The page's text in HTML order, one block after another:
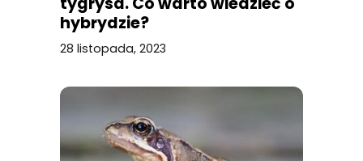
hybrydzie?
28 listopada, 2023